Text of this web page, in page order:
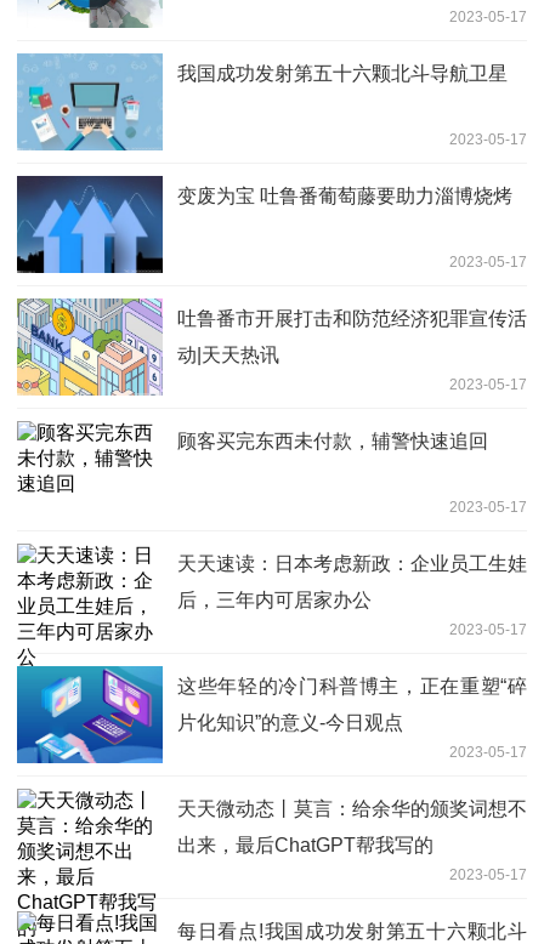
2023-05-17
我国成功发射第五十六颗北斗导航卫星
2023-05-17
变废为宝 吐鲁番葡萄藤要助力淄博烧烤
2023-05-17
吐鲁番市开展打击和防范经济犯罪宣传活
动|天天热讯
2023-05-17
顾客买完东西未付款，辅警快速追回
2023-05-17
天天速读：日本考虑新政：企业员工生娃
后，三年内可居家办公
2023-05-17
这些年轻的冷门科普博主，正在重塑“碎
片化知识”的意义-今日观点
2023-05-17
天天微动态丨莫言：给余华的颁奖词想不
出来，最后ChatGPT帮我写的
2023-05-17
每日看点!我国成功发射第五十六颗北斗